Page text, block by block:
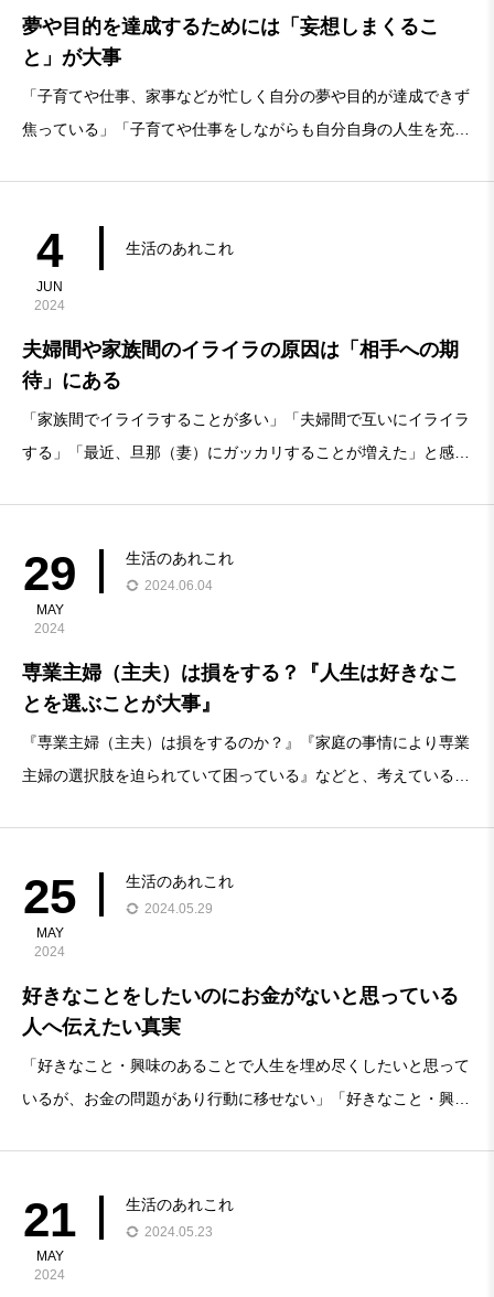
夢や目的を達成するためには「妄想しまくるこ
と」が大事
「子育てや仕事、家事などが忙しく自分の夢や目的が達成できず
焦っている」「子育てや仕事をしながらも自分自身の人生を充実
いることにうんざりしている」上記のような感覚
4
JUN
2024
生活のあれこれ
夫婦間や家族間のイライラの原因は「相手への期
待」にある
「家族間でイライラすることが多い」「夫婦間で互いにイライラ
する」「最近、旦那（妻）にガッカリすることが増えた」と感じ
29
MAY
2024
生活のあれこれ
2024.06.04
専業主婦（主夫）は損をする？『人生は好きなこ
とを選ぶことが大事』
『専業主婦（主夫）は損をするのか？』『家庭の事情により専業
主婦の選択肢を迫られていて困っている』などと、考えている人
断する。選択肢の中から答えを選ぶ
25
MAY
2024
生活のあれこれ
2024.05.29
好きなことをしたいのにお金がないと思っている
人へ伝えたい真実
「好きなこと・興味のあることで人生を埋め尽くしたいと思って
いるが、お金の問題があり行動に移せない」「好きなこと・興味
安がある」そんな疑問や考えを持っている方に向
21
MAY
2024
生活のあれこれ
2024.05.23